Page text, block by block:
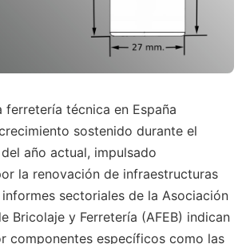
ferretería técnica en España
sostenido durante el
año actual, impulsado
la renovación de infraestructuras
sectoriales de la Asociación
Bricolaje y Ferretería (AFEB) indican
componentes específicos como las